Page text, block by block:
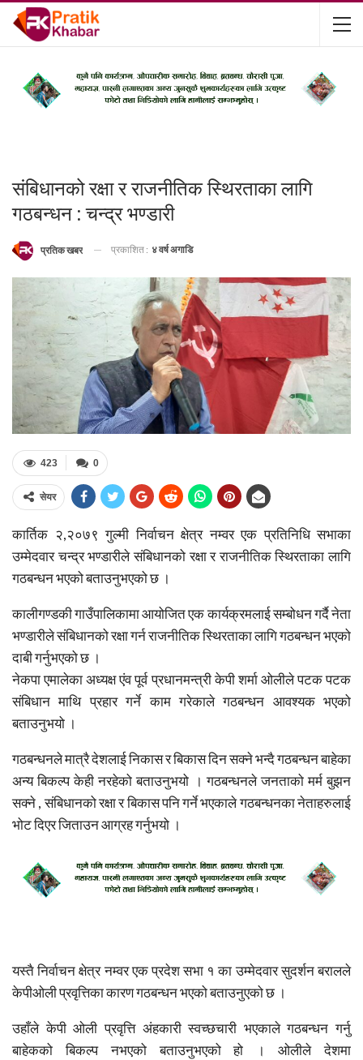
संबिधानको रक्षा र राजनीतिक स्थिरताका लागि
गठबन्धन : चन्द्र भण्डारी
प्रतिक खबर प्रकाशित : ४ वर्ष अगाडि
0
423
सेयर
कार्तिक २,२०७९ गुल्मी निर्वाचन क्षेत्र नम्वर एक प्रतिनिधि सभाका
उम्मेदवार चन्द्र भण्डारीले संबिधानको रक्षा र राजनीतिक स्थिरताका लागि
गठबन्धन भएको बताउनुभएको छ ।
कालीगण्डकी गाउँपालिकामा आयोजित एक कार्यक्रमलाई सम्बोधन गर्दै नेता
भण्डारीले संबिधानको रक्षा गर्न राजनीतिक स्थिरताका लागि गठबन्धन भएको
दाबी गर्नुभएको छ ।
नेकपा एमालेका अध्यक्ष एंव पूर्व प्रधानमन्त्री केपी शर्मा ओलीले पटक पटक
संबिधान माथि प्रहार गर्ने काम गरेकाले गठबन्धन आवश्यक भएको
बताउनुभयो ।
गठबन्धनले मात्रै देशलाई निकास र बिकास दिन सक्ने भन्दै गठबन्धन बाहेका
अन्य बिकल्प केही नरहेको बताउनुभयो । गठबन्धनले जनताको मर्म बुझन
सक्ने , संबिधानको रक्षा र बिकास पनि गर्ने भएकाले गठबन्धनका नेताहरुलाई
भोट दिएर जिताउन आग्रह गर्नुभयो ।
यस्तै निर्वाचन क्षेत्र नम्वर एक प्रदेश सभा १ का उम्मेदवार सुदर्शन बरालले
केपीओली प्रवृत्तिका कारण गठबन्धन भएको बताउनुएको छ ।
उहाँले केपी ओली प्रवृत्ति अंहकारी स्वच्छचारी भएकाले गठबन्धन गर्नु
बाहेकको बिकल्प नभएको बताउनुभएको हो । ओलीले देशमा